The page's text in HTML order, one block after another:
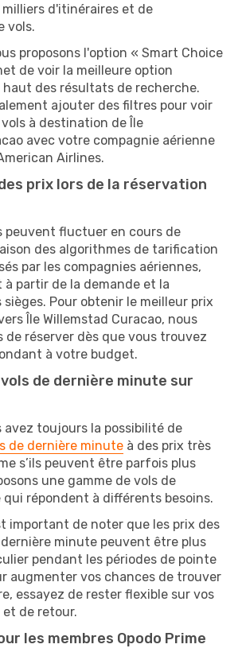
d'itinéraires et de
vols.
proposons l'option « Smart Choice
de voir la meilleure option
des résultats de recherche.
ajouter des filtres pour voir
à destination de Île
avec votre compagnie aérienne
Airlines.
prix lors de la réservation
peuvent fluctuer en cours de
des algorithmes de tarification
par les compagnies aériennes,
partir de la demande et la
Pour obtenir le meilleur prix
Île Willemstad Curacao, nous
de réserver dès que vous trouvez
à votre budget.
de dernière minute sur
avez toujours la possibilité de
de dernière minute à des prix très
s’ils peuvent être parfois plus
une gamme de vols de
répondent à différents besoins.
important de noter que les prix des
minute peuvent être plus
pendant les périodes de pointe
augmenter vos chances de trouver
essayez de rester flexible sur vos
de retour.
les membres Opodo Prime